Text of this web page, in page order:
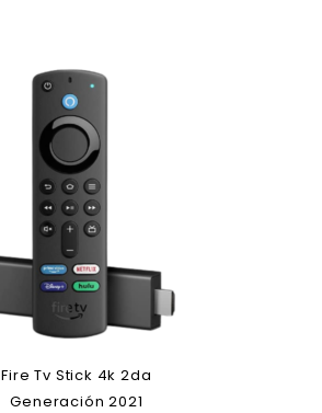
Fire Tv Stick 4k 2da
Generación 2021